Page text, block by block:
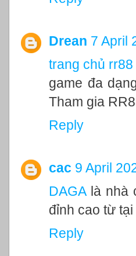
Drean 7 April
trang chủ rr88
game đa
Tham gia
Reply
cac 9 April
DAGA là nhà
đỉnh cao từ
Reply